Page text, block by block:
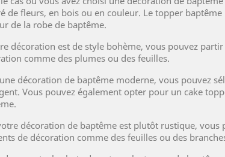
de fleurs, en bois ou en couleur. Le topper
de la robe de baptême.
décoration est de style bohème, vous pouvez
comme des plumes ou des feuilles.
décoration de baptême moderne, vous pouvez
Vous pouvez également opter pour un cake
décoration de baptême est plutôt rustique,
de décoration comme des feuilles ou des